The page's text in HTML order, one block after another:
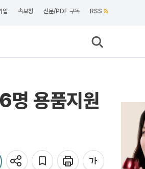
입 속보창 신문/PDF 구독 RSS
명 용품지원